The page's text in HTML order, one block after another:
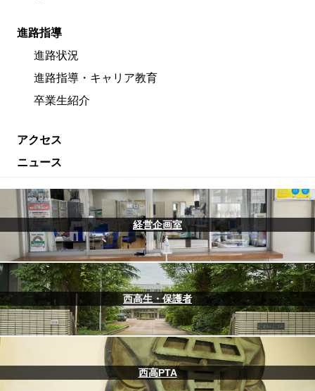
進路指導
進路状況
進路指導・キャリア教育
卒業生紹介
アクセス
ニュース
経営企画室
西高生・保護者
西高PTA